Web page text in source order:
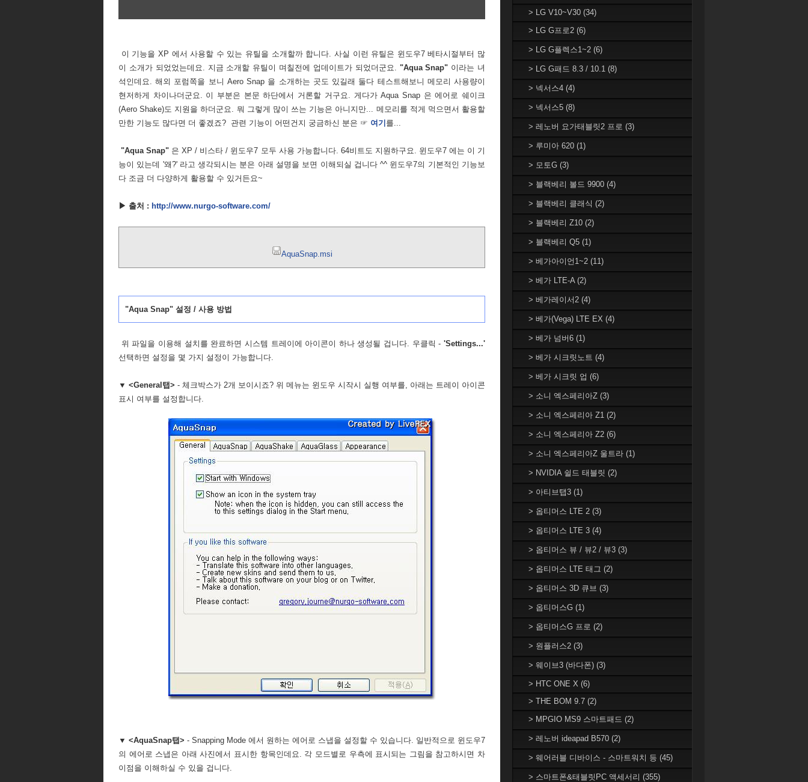
이 기능을 XP 에서 사용할 수 있는 유틸을 소개할까 합니다. 사실 이런 유틸은 윈도우7 베타시절부터 많
이 소개가 되었었는데요. 지금 소개할 유틸이 며칠전에 업데이트가 되었더군요. "Aqua Snap" 이라는 녀
석인데요. 해외 포럼쪽을 보니 Aero Snap 을 소개하는 곳도 있길래 둘다 테스트해보니 메모리 사용량이
현저하게 차이나더군요. 이 부분은 본문 하단에서 거론할 거구요. 게다가 Aqua Snap 은 에어로 쉐이크
(Aero Shake)도 지원을 하더군요. 뭐 그렇게 많이 쓰는 기능은 아니지만... 메모리를 적게 먹으면서 활용할
만한 기능도 많다면 더 좋겠죠? 관련 기능이 어떤건지 궁금하신 분은 ☞ 여기 를...
"Aqua Snap" 은 XP / 비스타 / 윈도우7 모두 사용 가능합니다. 64비트도 지원하구요. 윈도우7 에는 이 기
능이 있는데 '왜?' 라고 생각되시는 분은 아래 설명을 보면 이해되실 겁니다 ^^ 윈도우7의 기본적인 기능보
다 조금 더 다양하게 활용할 수 있거든요~
▶ 출처 : http://www.nurgo-software.com/
AquaSnap.msi
"Aqua Snap" 설정 / 사용 방법
위 파일을 이용해 설치를 완료하면 시스템 트레이에 아이콘이 하나 생성될 겁니다. 우클릭 - 'Settings...'
선택하면 설정을 몇 가지 설정이 가능합니다.
▼ <General탭> - 체크박스가 2개 보이시죠? 위 메뉴는 윈도우 시작시 실행 여부를, 아래는 트레이 아이콘
표시 여부를 설정합니다.
▼ <AquaSnap탭> - Snapping Mode 에서 원하는 에어로 스냅을 설정할 수 있습니다. 일반적으로 윈도우7
의 에어로 스냅은 아래 사진에서 표시한 항목인데요. 각 모드별로 우측에 표시되는 그림을 참고하시면 차
이점을 이해하실 수 있을 겁니다.
> LG V10~V30 (34)
> LG G프로2 (6)
> LG G플렉스1~2 (6)
> LG G패드 8.3 / 10.1 (8)
> 넥서스4 (4)
> 넥서스5 (8)
> 레노버 요가태블릿2 프로 (3)
> 루미아 620 (1)
> 모토G (3)
> 블랙베리 볼드 9900 (4)
> 블랙베리 클래식 (2)
> 블랙베리 Z10 (2)
> 블랙베리 Q5 (1)
> 베가아이언1~2 (11)
> 베가 LTE-A (2)
> 베가레이서2 (4)
> 베가(Vega) LTE EX (4)
> 베가 넘버6 (1)
> 베가 시크릿노트 (4)
> 베가 시크릿 업 (6)
> 소니 엑스페리아Z (3)
> 소니 엑스페리아 Z1 (2)
> 소니 엑스페리아 Z2 (6)
> 소니 엑스페리아Z 울트라 (1)
> NVIDIA 쉴드 태블릿 (2)
> 아티브탭3 (1)
> 옵티머스 LTE 2 (3)
> 옵티머스 LTE 3 (4)
> 옵티머스 뷰 / 뷰2 / 뷰3 (3)
> 옵티머스 LTE 태그 (2)
> 옵티머스 3D 큐브 (3)
> 옵티머스G (1)
> 옵티머스G 프로 (2)
> 원플러스2 (3)
> 웨이브3 (바다폰) (3)
> HTC ONE X (6)
> THE BOM 9.7 (2)
> MPGIO MS9 스마트패드 (2)
> 레노버 ideapad B570 (2)
> 웨어러블 디바이스 - 스마트워치 등 (45)
> 스마트폰&태블릿PC 액세서리 (355)